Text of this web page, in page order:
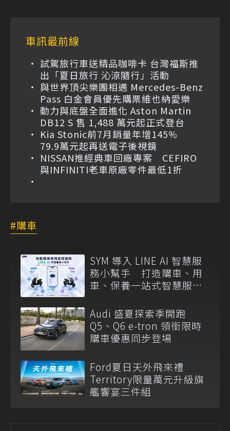
車訊最前線
試駕旅行車送精品咖啡卡 台灣福斯推
出「夏日旅行 沁涼隨行」活動
與世界頂尖樂團相遇 Mercedes-Benz
Pass 白金會員優先購票維也納愛樂
動力與底盤全面進化 Aston Martin
DB12 S 售 1,488 萬元起正式登台
Kia Stonic前7月銷量年增145%
79.9萬元起再送電子後視鏡
NISSAN推經典車回廠專案 CEFIRO
與INFINITI老車原廠零件最低1折
購車
SYM 導入 LINE AI 智慧服
務小幫手 打造購車、用
車、保養一站式智慧服務
Audi 盛夏探索季開跑
Q5、Q6 e-tron 領銜限時
購車優惠同步登場
Ford夏日天外飛來禮
Territory限量萬元升級旗
艦響宴三件組